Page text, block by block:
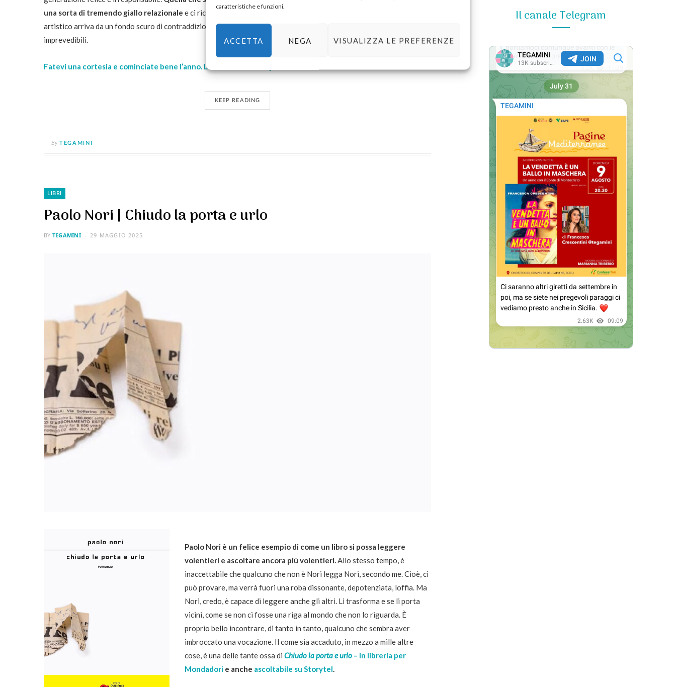
caratteristiche e funzioni.
ACCETTA NEGA VISUALIZZA LE PREFERENZE
una sorta di tremendo giallo relazionale e ci ricorda che anche quello che può passare per un purissimo esercizio
artistico arriva da un fondo scuro di contraddizioni e trappole fatte di corpo, mente e futuri spazzati via da accidenti
imprevedibili.
Fatevi una cortesia e cominciate bene l’anno. Lo scafandro ve lo presta McEwan.
KEEP READING
By TEGAMINI
LIBRI
Paolo Nori | Chiudo la porta e urlo
BY TEGAMINI 29 MAGGIO 2025
Paolo Nori è un felice esempio di come un libro si possa leggere
volentieri e ascoltare ancora più volentieri.Allo stesso tempo, è
inaccettabile che qualcuno che non è Nori legga Nori, secondo me. Cioè, ci
può provare, ma verrà fuori una roba dissonante, depotenziata, loffia. Ma
Nori, credo, è capace di leggere anche gli altri. Li trasforma e se li porta
vicini, come se non ci fosse una riga al mondo che non lo riguarda. È
proprio bello incontrare, di tanto in tanto, qualcuno che sembra aver
imbroccato una vocazione. Il come sia accaduto, in mezzo a mille altre
cose, è una delle tante ossa di Chiudo la porta e urlo – in libreria per
Mondadori e anche ascoltabile su Storytel.
Il canale Telegram